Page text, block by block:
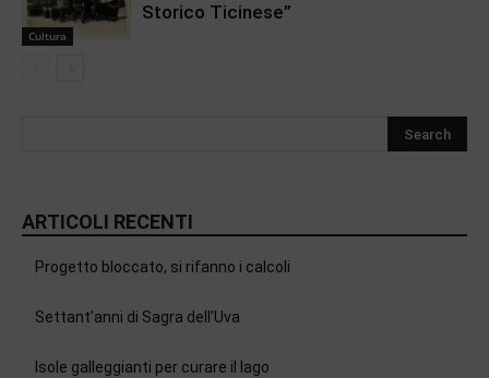
Cultura
Storico Ticinese”
ARTICOLI RECENTI
Progetto bloccato, si rifanno i calcoli
Settant’anni di Sagra dell’Uva
Isole galleggianti per curare il lago